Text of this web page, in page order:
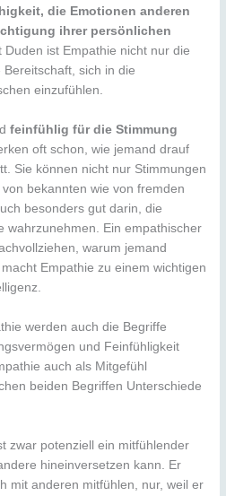
die Emotionen anderen
ihrer persönlichen
Duden ist Empathie nicht nur die
sich in die
einzufühlen.
feinfühlig für die Stimmung
oft schon, wie jemand drauf
Sie können nicht nur Stimmungen
bekannten wie von fremden
besonders gut darin, die
wahrzunehmen. Ein empathischer
warum jemand
Empathie zu einem wichtigen
werden auch die Begriffe
und Feinfühligkeit
auch als Mitgefühl
beiden Begriffen Unterschiede
zwar potenziell ein mitfühlender
hineinversetzen kann. Er
mit anderen mitfühlen, nur, weil er